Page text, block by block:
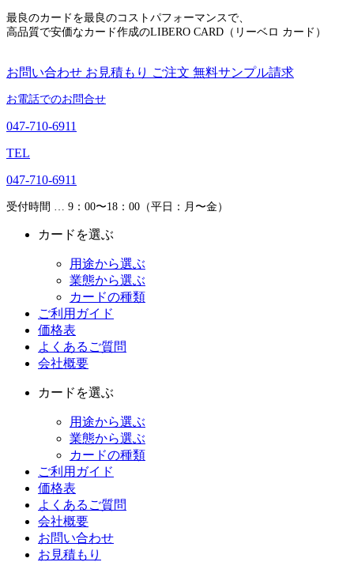
最良のカードを最良のコストパフォーマンスで、
高品質で安価なカード作成のLIBERO CARD（リーベロ カード）
お問い合わせ お見積もり ご注文 無料サンプル請求
お電話でのお問合せ
047-710-6911
TEL
047-710-6911
受付時間 … 9：00〜18：00（平日：月〜金）
カードを選ぶ
用途から選ぶ
業態から選ぶ
カードの種類
ご利用ガイド
価格表
よくあるご質問
会社概要
カードを選ぶ
用途から選ぶ
業態から選ぶ
カードの種類
ご利用ガイド
価格表
よくあるご質問
会社概要
お問い合わせ
お見積もり